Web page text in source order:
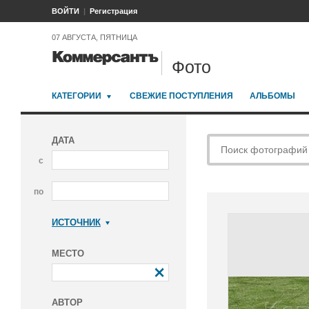
ВОЙТИ Регистрация
07 АВГУСТА, ПЯТНИЦА
Фото
КАТЕГОРИИ СВЕЖИЕ ПОСТУПЛЕНИЯ АЛЬБОМЫ
ДАТА
с
по
ИСТОЧНИК
МЕСТО
АВТОР